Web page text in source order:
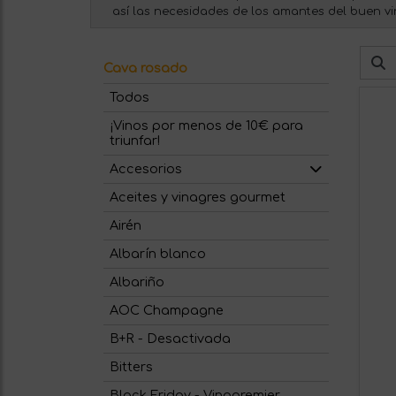
así las necesidades de los amantes del buen
Cava rosado
Todos
¡Vinos por menos de 10€ para
triunfar!
Accesorios
Aceites y vinagres gourmet
Airén
Albarín blanco
Albariño
AOC Champagne
B+R - Desactivada
Bitters